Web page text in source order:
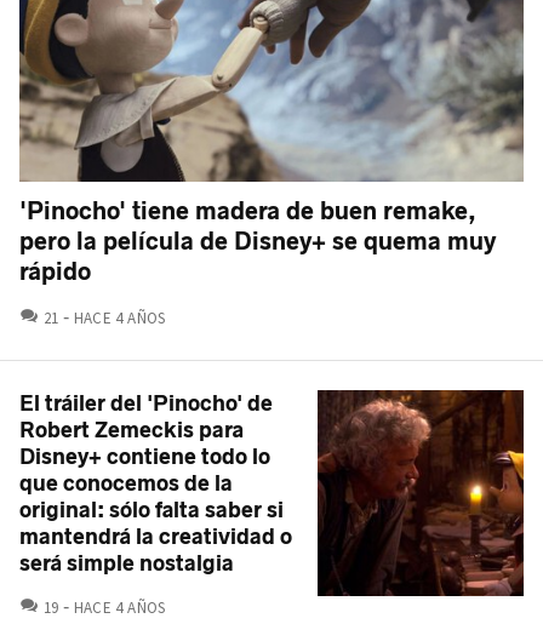
'Pinocho' tiene madera de buen remake,
pero la película de Disney+ se quema muy
rápido
21 COMENTARIOS
HACE 4 AÑOS
El tráiler del 'Pinocho' de
Robert Zemeckis para
Disney+ contiene todo lo
que conocemos de la
original: sólo falta saber si
mantendrá la creatividad o
será simple nostalgia
19 COMENTARIOS
HACE 4 AÑOS